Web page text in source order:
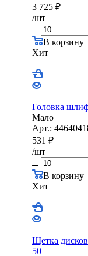
3 725 ₽
/шт
В корзину
Хит
Головка
Мало
Арт.:
531 ₽
/шт
В корзину
Хит
Щетка
50